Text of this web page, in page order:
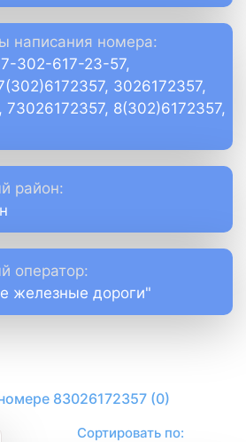
написания номера:
302-617-23-57,
3026172357,
73026172357, 8(302)6172357,
район:
оператор:
железные дороги"
83026172357 (0)
Сортировать по: